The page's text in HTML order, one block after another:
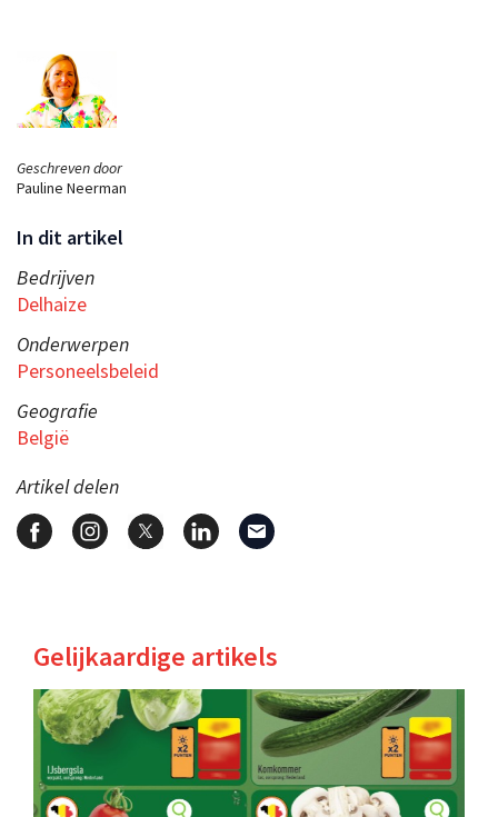
Geschreven door
Pauline Neerman
In dit artikel
Bedrijven
Delhaize
Onderwerpen
Personeelsbeleid
Geografie
België
Artikel delen
Gelijkaardige artikels